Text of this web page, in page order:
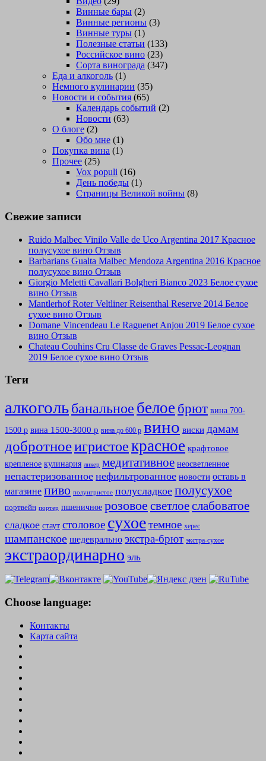
Винные бары (2)
Винные регионы (3)
Винные туры (1)
Полезные статьи (133)
Российское вино (23)
Сорта винограда (347)
Еда и алкоголь (1)
Немного кулинарии (35)
Новости и события (65)
Календарь событий (2)
Новости (63)
О блоге (2)
Обо мне (1)
Покупка вина (1)
Прочее (25)
Vox populi (16)
День победы (1)
Страницы Великой войны (8)
Свежие записи
Ruido Malbec Vinilo Valle de Uco Argentina 2017 Красное
полусухое вино Отзыв
Barbarians Gualta Malbec Mendoza Argentina 2016 Красное
полусухое вино Отзыв
Giorgio Meletti Cavallari Bolgheri Bianco 2023 Белое сухое
вино Отзыв
Mantlerhof Roter Veltliner Reisenthal Reserve 2014 Белое
сухое вино Отзыв
Domane Vincendeau Le Raguenet Anjou 2019 Белое сухое
вино Отзыв
Chateau Couhins Cru Classe de Graves Pessac-Leognan
2019 Белое сухое вино Отзыв
Теги
алкогольбанальное белое брют вина 700-
1500 р вина 1500-3000 р вина до 600 р вино виски дамам
добротноеигристоекрасное крафтовое
крепленое кулинария ликер медитативное неосветленное
непастеризованное нефильтрованное новости оставь в
магазине пиво полуигристое полусладкое полусухое
портвейн портер пшеничное розовое светлоеслабоватое
сладкое стаут столовое сухоетемное херес
шампанское шедеврально экстра-брют экстра-сухое
экстраординарно эль
Choose language:
Контакты
Карта сайта